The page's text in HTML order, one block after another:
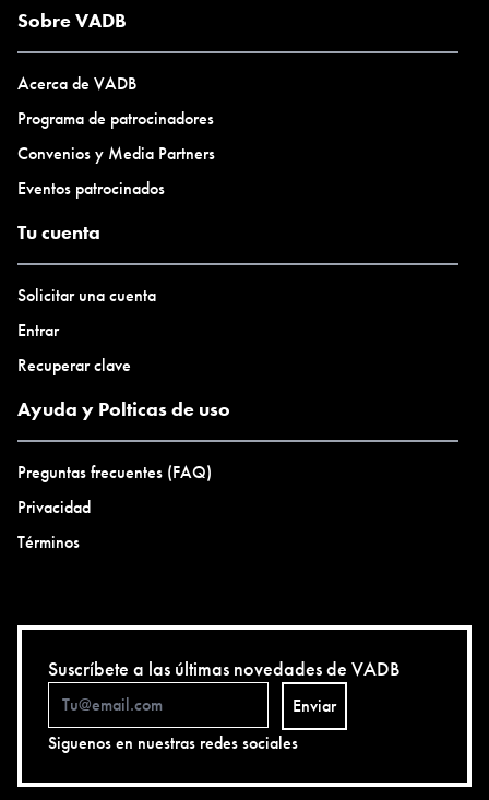
Sobre VADB
Acerca de VADB
Programa de patrocinadores
Convenios y Media Partners
Eventos patrocinados
Tu cuenta
Solicitar una cuenta
Entrar
Recuperar clave
Ayuda y Polticas de uso
Preguntas frecuentes (FAQ)
Privacidad
Términos
Suscríbete a las últimas novedades de VADB
Enviar
Siguenos en nuestras redes sociales